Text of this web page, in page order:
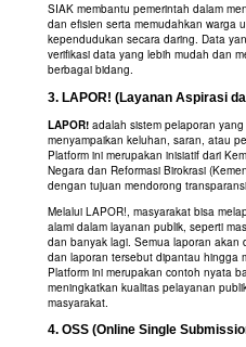
SIAK membantu pemerintah dalam
dan efisien serta memudahkan warga
kependudukan secara daring. Data
verifikasi data yang lebih mudah dan
berbagai bidang.
3. LAPOR! (Layanan Aspirasi
LAPOR! adalah sistem pelaporan
menyampaikan keluhan, saran, atau
Platform ini merupakan inisiatif dari
Negara dan Reformasi Birokrasi
dengan tujuan mendorong
Melalui LAPOR!, masyarakat bisa
alami dalam layanan publik, seperti
dan banyak lagi. Semua laporan akan
dan laporan tersebut dipantau hingga
Platform ini merupakan contoh nyata
meningkatkan kualitas pelayanan
masyarakat.
4. OSS (Online Single